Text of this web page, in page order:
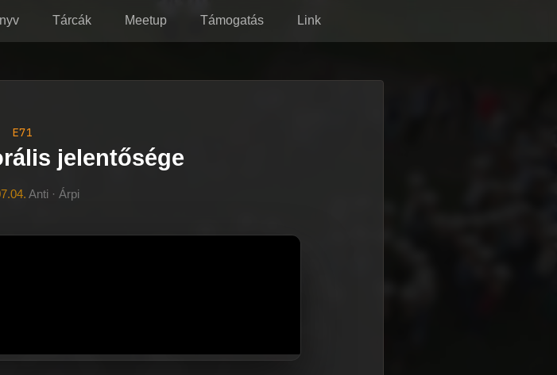
Tárcák Meetup Támogatás Link
E71
jelentősége
Anti · Árpi